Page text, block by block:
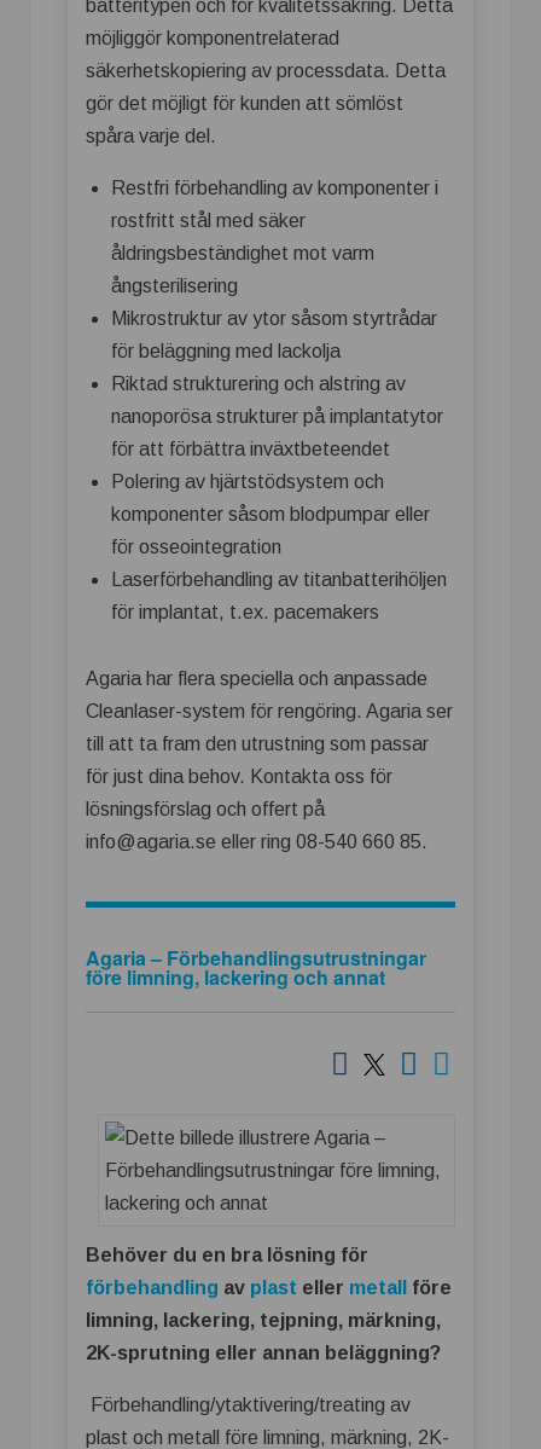
batteritypen och för kvalitetssäkring. Detta
möjliggör komponentrelaterad
säkerhetskopiering av processdata. Detta
gör det möjligt för kunden att sömlöst
spåra varje del.
Restfri förbehandling av komponenter i
rostfritt stål med säker
åldringsbeständighet mot varm
ångsterilisering
Mikrostruktur av ytor såsom styrtrådar
för beläggning med lackolja
Riktad strukturering och alstring av
nanoporösa strukturer på implantatytor
för att förbättra inväxtbeteendet
Polering av hjärtstödsystem och
komponenter såsom blodpumpar eller
för osseointegration
Laserförbehandling av titanbatterihöljen
för implantat, t.ex. pacemakers
Agaria har flera speciella och anpassade
Cleanlaser-system för rengöring. Agaria ser
till att ta fram den utrustning som passar
för just dina behov. Kontakta oss för
lösningsförslag och offert på
info@agaria.se eller ring 08-540 660 85.
Agaria – Förbehandlingsutrustningar
före limning, lackering och annat
Behöver du en bra lösning för
förbehandling av plast eller metall
före
limning, lackering, tejpning, märkning,
2K-sprutning eller annan beläggning?
Förbehandling/ytaktivering/treating av
plast och metall före limning, märkning, 2K-